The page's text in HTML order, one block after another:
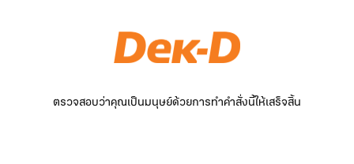
ตรวจสอบว่าคุณเป็นมนุษย์ด้วยการทำคำสั่งนี้ให้เสร็จสิ้น